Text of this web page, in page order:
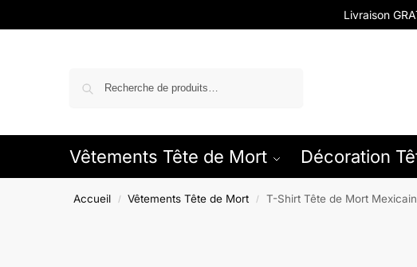
Livraison
Vêtements Tête de Mort Décoration
Accueil / Vêtements Tête de Mort / T-Shirt Tête de Mort